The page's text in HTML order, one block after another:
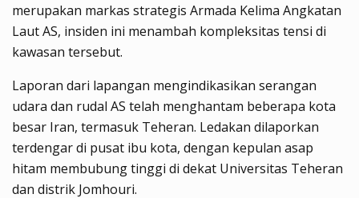
merupakan markas strategis Armada Kelima Angkatan
Laut AS, insiden ini menambah kompleksitas tensi di
kawasan tersebut.
Laporan dari lapangan mengindikasikan serangan
udara dan rudal AS telah menghantam beberapa kota
besar Iran, termasuk Teheran. Ledakan dilaporkan
terdengar di pusat ibu kota, dengan kepulan asap
hitam membubung tinggi di dekat Universitas Teheran
dan distrik Jomhouri.